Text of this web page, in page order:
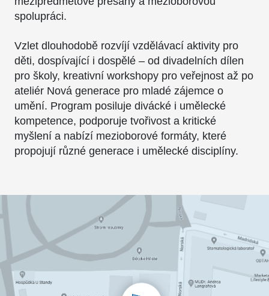
spolupráci.
Vzlet dlouhodobě rozvíjí vzdělávací aktivity pro
děti, dospívající i dospělé – od divadelních dílen
pro školy, kreativní workshopy pro veřejnost až po
ateliér Nová generace pro mladé zájemce o
umění. Program posiluje divácké i umělecké
kompetence, podporuje tvořivost a kritické
myšlení a nabízí mezioborové formáty, které
propojují různé generace i umělecké disciplíny.